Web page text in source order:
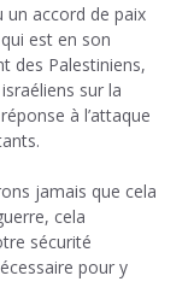
un accord de paix
est en son
des Palestiniens,
sur la
à l’attaque
jamais que cela
cela
sécurité
pour y